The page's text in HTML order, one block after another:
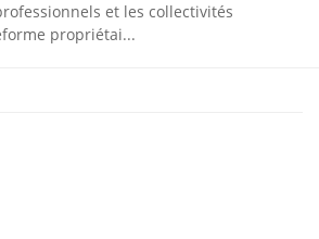
et les collectivités
propriétai...